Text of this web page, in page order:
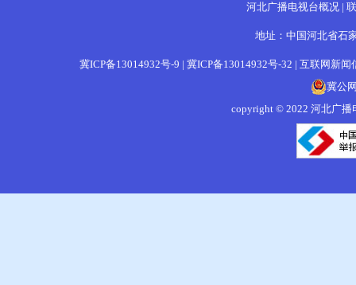
河北广播电视台概况|
地址：中国河北省石
冀ICP备13014932号-9 | 冀ICP备13014932号-32 | 互联网新闻
冀公
copyright © 2022 河北广